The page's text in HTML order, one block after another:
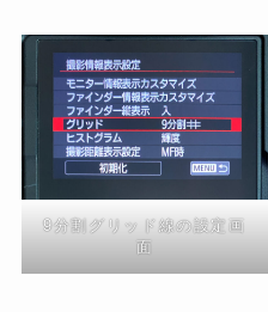
9分割グリッド線の設定画
面